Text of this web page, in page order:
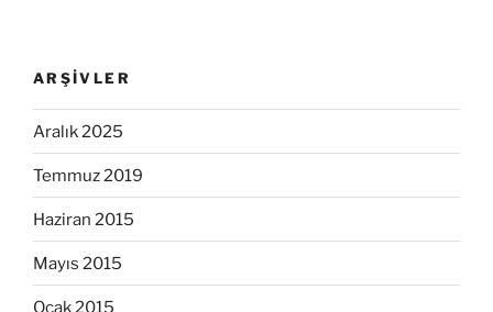
ARŞIVLER
Aralık 2025
Temmuz 2019
Haziran 2015
Mayıs 2015
Ocak 2015